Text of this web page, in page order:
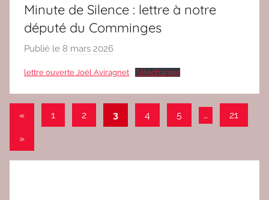
2
Minute de Silence : lettre à notre
député du Comminges
Publié le 8 mars 2026
r
r
e
d
c
lettre ouverte Joël Aviragnet Télécharger
Pagination
des
publications
«Publications
1 2 3 4 5 … 21
Articles
suivants
»